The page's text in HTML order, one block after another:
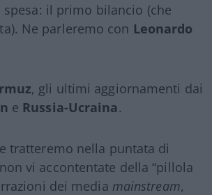
il primo bilancio (che
Ne parleremo con Leonardo
, gli ultimi aggiornamenti dai
e Russia-Ucraina.
tratteremo nella puntata di
vi accontentate della “pillola
dei media mainstream,